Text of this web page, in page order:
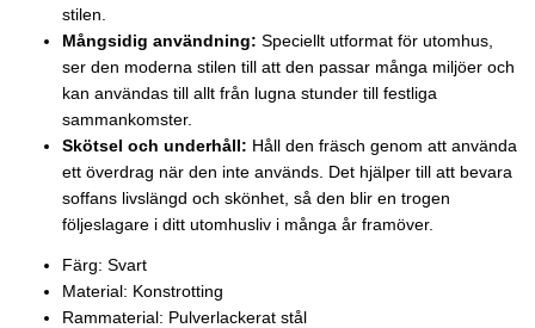
stilen.
Mångsidig användning: Speciellt utformat för utomhus,
ser den moderna stilen till att den passar många miljöer och
kan användas till allt från lugna stunder till festliga
sammankomster.
Skötsel och underhåll: Håll den fräsch genom att använda
ett överdrag när den inte används. Det hjälper till att bevara
soffans livslängd och skönhet, så den blir en trogen
följeslagare i ditt utomhusliv i många år framöver.
Färg: Svart
Material: Konstrotting
Rammaterial: Pulverlackerat stål